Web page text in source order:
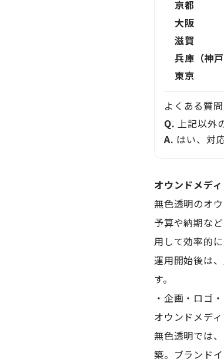
京都
大阪
滋賀
兵庫（神戸
東京
よくある質問
Q. 上記以外
A. はい、対
オウンドメデ
無色透明のオ
予算や納期な
用して効率的に
運用開始後は
す。
・企画・ロゴ
オウンドメデ
無色透明では
築。ブランド